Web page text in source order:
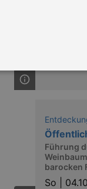
Unsere
Führung
barocken
So |
Ihren account. Ohne diese
visitor cookie consent
to work properly.